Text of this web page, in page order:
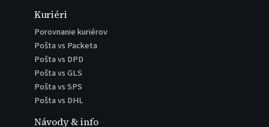
Kuriéri
Porovnanie kuriérov
Pošta vs Packeta
Pošta vs DPD
Pošta vs GLS
Pošta vs SPS
Pošta vs DHL
Návody & info